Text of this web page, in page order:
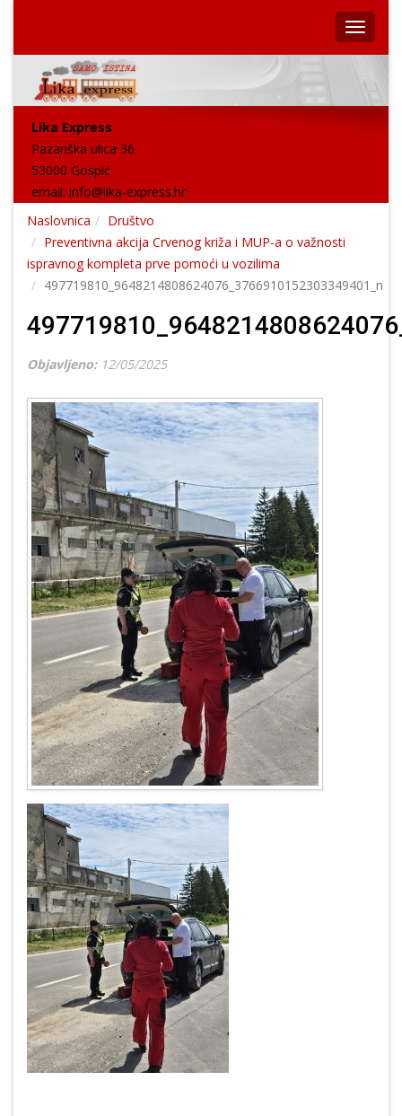
Lika Express
Pazariška ulica 36
53000 Gospić
email: info@lika-express.hr
Naslovnica
Društvo
Preventivna akcija Crvenog križa i MUP-a o važnosti
ispravnog kompleta prve pomoći u vozilima
497719810_9648214808624076_3766910152303349401_n
Objavljeno: 12/05/2025